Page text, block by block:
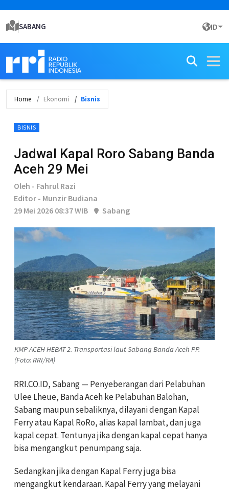
SABANG ID
Home Ekonomi Bisnis
BISNIS
Jadwal Kapal Roro Sabang Banda
Aceh 29 Mei
Oleh - Fahrul Razi
Editor - Munzir Budiana
29 Mei 2026 08:37 WIB
Sabang
KMP ACEH HEBAT 2. Transportasi laut Sabang Banda Aceh PP.
(Foto: RRI/RA)
RRI.CO.ID, Sabang — Penyeberangan dari Pelabuhan
Ulee Lheue, Banda Aceh ke Pelabuhan Balohan,
Sabang maupun sebaliknya, dilayani dengan Kapal
Ferry atau Kapal RoRo, alias kapal lambat, dan juga
kapal cepat. Tentunya jika dengan kapal cepat hanya
bisa mengangkut penumpang saja.
Sedangkan jika dengan Kapal Ferry juga bisa
mengangkut kendaraan. Kapal Ferry yang melayani